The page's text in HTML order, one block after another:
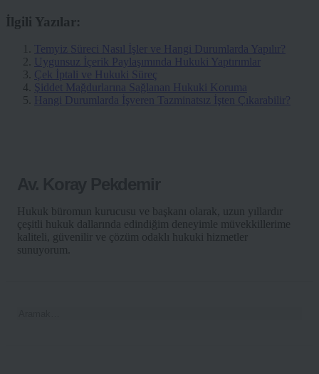
İlgili Yazılar:
Temyiz Süreci Nasıl İşler ve Hangi Durumlarda Yapılır?
Uygunsuz İçerik Paylaşımında Hukuki Yaptırımlar
Çek İptali ve Hukuki Süreç
Şiddet Mağdurlarına Sağlanan Hukuki Koruma
Hangi Durumlarda İşveren Tazminatsız İşten Çıkarabilir?
Hukuk büromun kurucusu ve başkanı olarak, uzun yıllardır
çeşitli hukuk dallarında edindiğim deneyimle müvekkillerime
kaliteli, güvenilir ve çözüm odaklı hukuki hizmetler
sunuyorum.